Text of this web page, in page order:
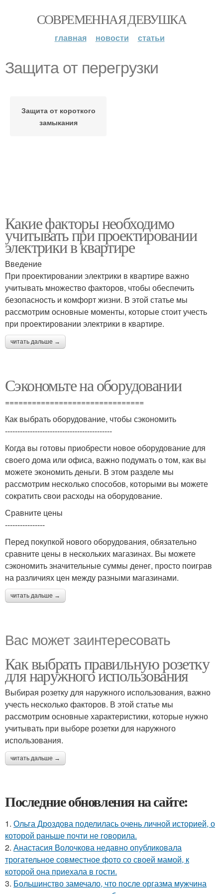
СОВРЕМЕННАЯ ДЕВУШКА
главная новости статьи
Защита от перегрузки
Защита от короткого
замыкания
Какие факторы необходимо
учитывать при проектировании
электрики в квартире
Введение
При проектировании электрики в квартире важно
учитывать множество факторов, чтобы обеспечить
безопасность и комфорт жизни. В этой статье мы
рассмотрим основные моменты, которые стоит учесть
при проектировании электрики в квартире.
читать дальше →
Сэкономьте на оборудовании
===============================
Как выбрать оборудование, чтобы сэкономить
-------------------------------------------
Когда вы готовы приобрести новое оборудование для
своего дома или офиса, важно подумать о том, как вы
можете экономить деньги. В этом разделе мы
рассмотрим несколько способов, которыми вы можете
сократить свои расходы на оборудование.
Сравните цены
----------------
Перед покупкой нового оборудования, обязательно
сравните цены в нескольких магазинах. Вы можете
сэкономить значительные суммы денег, просто поиграв
на различиях цен между разными магазинами.
читать дальше →
Вас может заинтересовать
Как выбрать правильную розетку
для наружного использования
Выбирая розетку для наружного использования, важно
учесть несколько факторов. В этой статье мы
рассмотрим основные характеристики, которые нужно
учитывать при выборе розетки для наружного
использования.
читать дальше →
Последние обновления на сайте:
1. Ольга Дроздова поделилась очень личной историей, о
которой раньше почти не говорила.
2. Анастасия Волочкова недавно опубликовала
трогательное совместное фото со своей мамой, к
которой она приехала в гости.
3. Большинство замечало, что после оргазма мужчина